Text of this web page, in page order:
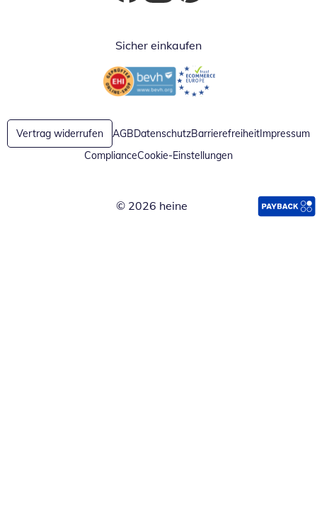
Öffnet in neuem Fenster
Öffnet in neuem Fenster
Öffnet in neuem Fenster
Sicher einkaufen
Öffnet in neuem FensterÖffnet in neuem Fenster
Vertrag widerrufen AGBDatenschutzBarrierefreiheitImpressum
ComplianceCookie-Einstellungen
© 2026 heine